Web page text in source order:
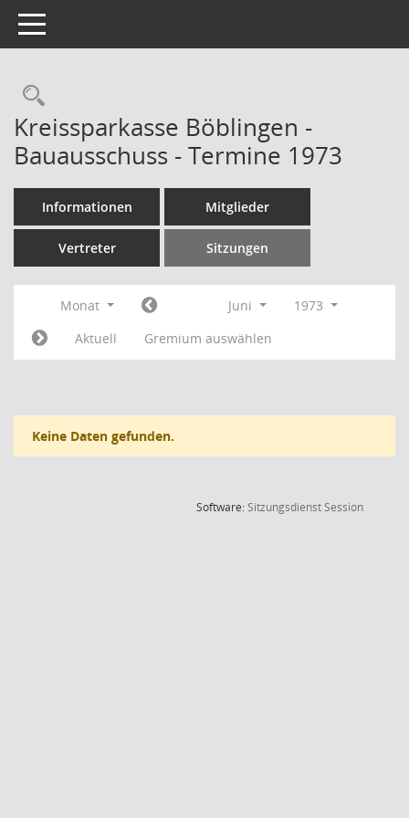
Toggle navigation
Rechercheauswahl
Kreissparkasse Böblingen -
Bauausschuss - Termine 1973
Informationen Mitglieder
Vertreter Sitzungen
Monat Juni
1973
Aktuell
Gremium auswählen
Keine Daten gefunden.
Software:SitzungsdienstSession(Wird in